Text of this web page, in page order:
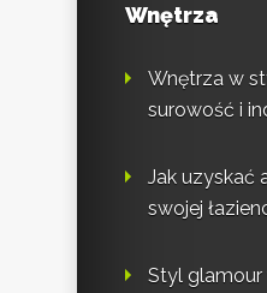
Wnętrza
Wnętrza w
surowość i
Jak uzyskać
swojej
Styl glamour